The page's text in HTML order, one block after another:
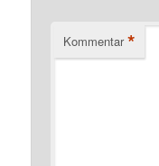
Kommentar *